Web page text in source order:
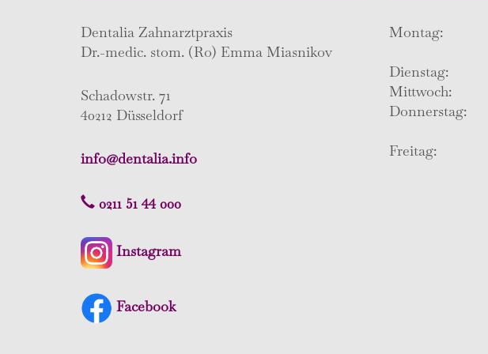
Dentalia Zahnarztpraxis
Dr.-medic. stom. (Ro) Emma Miasnikov
Schadowstr. 71
40212 Düsseldorf
info@dentalia.info
0211 51 44 000
Instagram
Facebook
Montag:
Dienstag:
Mittwoch:
Donnerstag:
Freitag: